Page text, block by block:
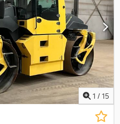
1 / 15